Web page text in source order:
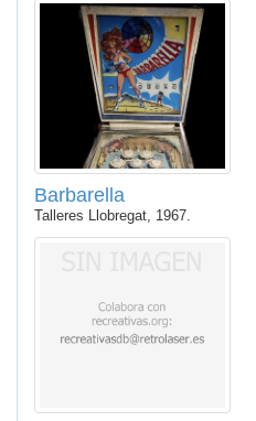
Barbarella
Talleres Llobregat, 1967.